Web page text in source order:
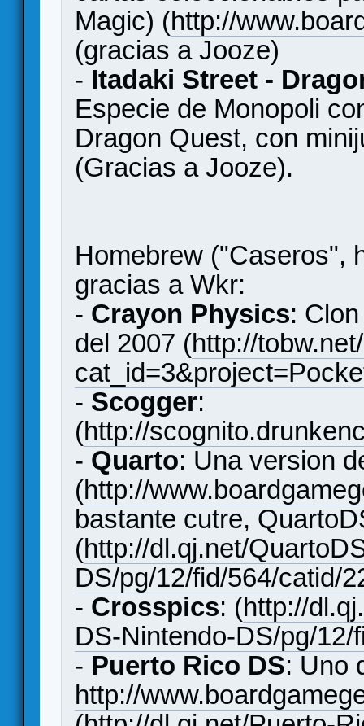
Magic) (http://
(gracias a Jooze)
- Itadaki Street -
Especie de Monopoli
Dragon Quest, con
(Gracias a Jooze).
Homebrew ("Caseros",
gracias a Wkr:
- Crayon Physics:
del 2007 (http://
- Scogger:
(http://
- Quarto: Una version
(http://
bastante cutre,
(http://dl.qj.net/
DS/pg/12/fid/564/catid/
- Crosspics: (http://
DS-Nintendo-DS/pg/12/
- Puerto Rico DS: Uno
http://